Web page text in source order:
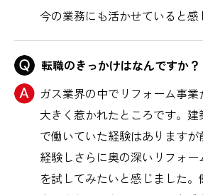
今の業務にも活かせていると感
転職のきっかけはなんですか？
ガス業界の中でリフォーム事
大きく惹かれたところです。
で働いていた経験はあります
経験しさらに奥の深いリフォ
を試してみたいと感じました